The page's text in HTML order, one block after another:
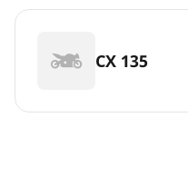
CX 135